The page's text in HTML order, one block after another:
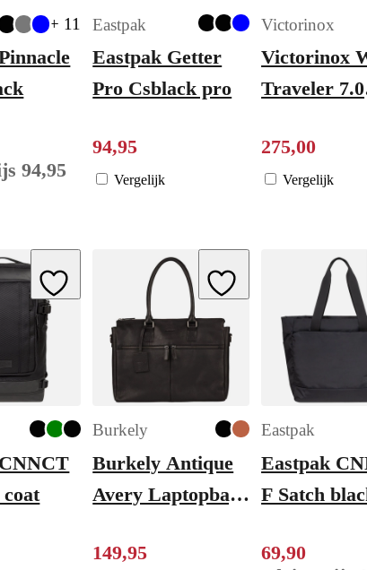
+ 11
94,95
Eastpak
Eastpak Getter
Pro Csblack pro
94,95
Vergelijk
Victorinox
Victorinox
Traveler 7.0
black
275,00
Vergelijk
Add to Wishlist Add to Wishlist
Burkely
Burkely Antique
Avery Laptopbag
149,95
Eastpak
Eastpak
F Satch
69,90